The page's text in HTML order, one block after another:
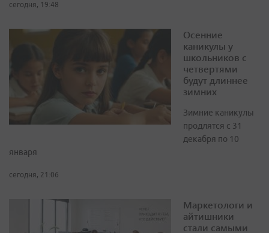
сегодня, 19:48
Осенние
каникулы у
школьников с
четвертями
будут длиннее
зимних
Зимние каникулы
продлятся с 31
декабря по 10
января
сегодня, 21:06
Маркетологи и
айтишники
стали самыми